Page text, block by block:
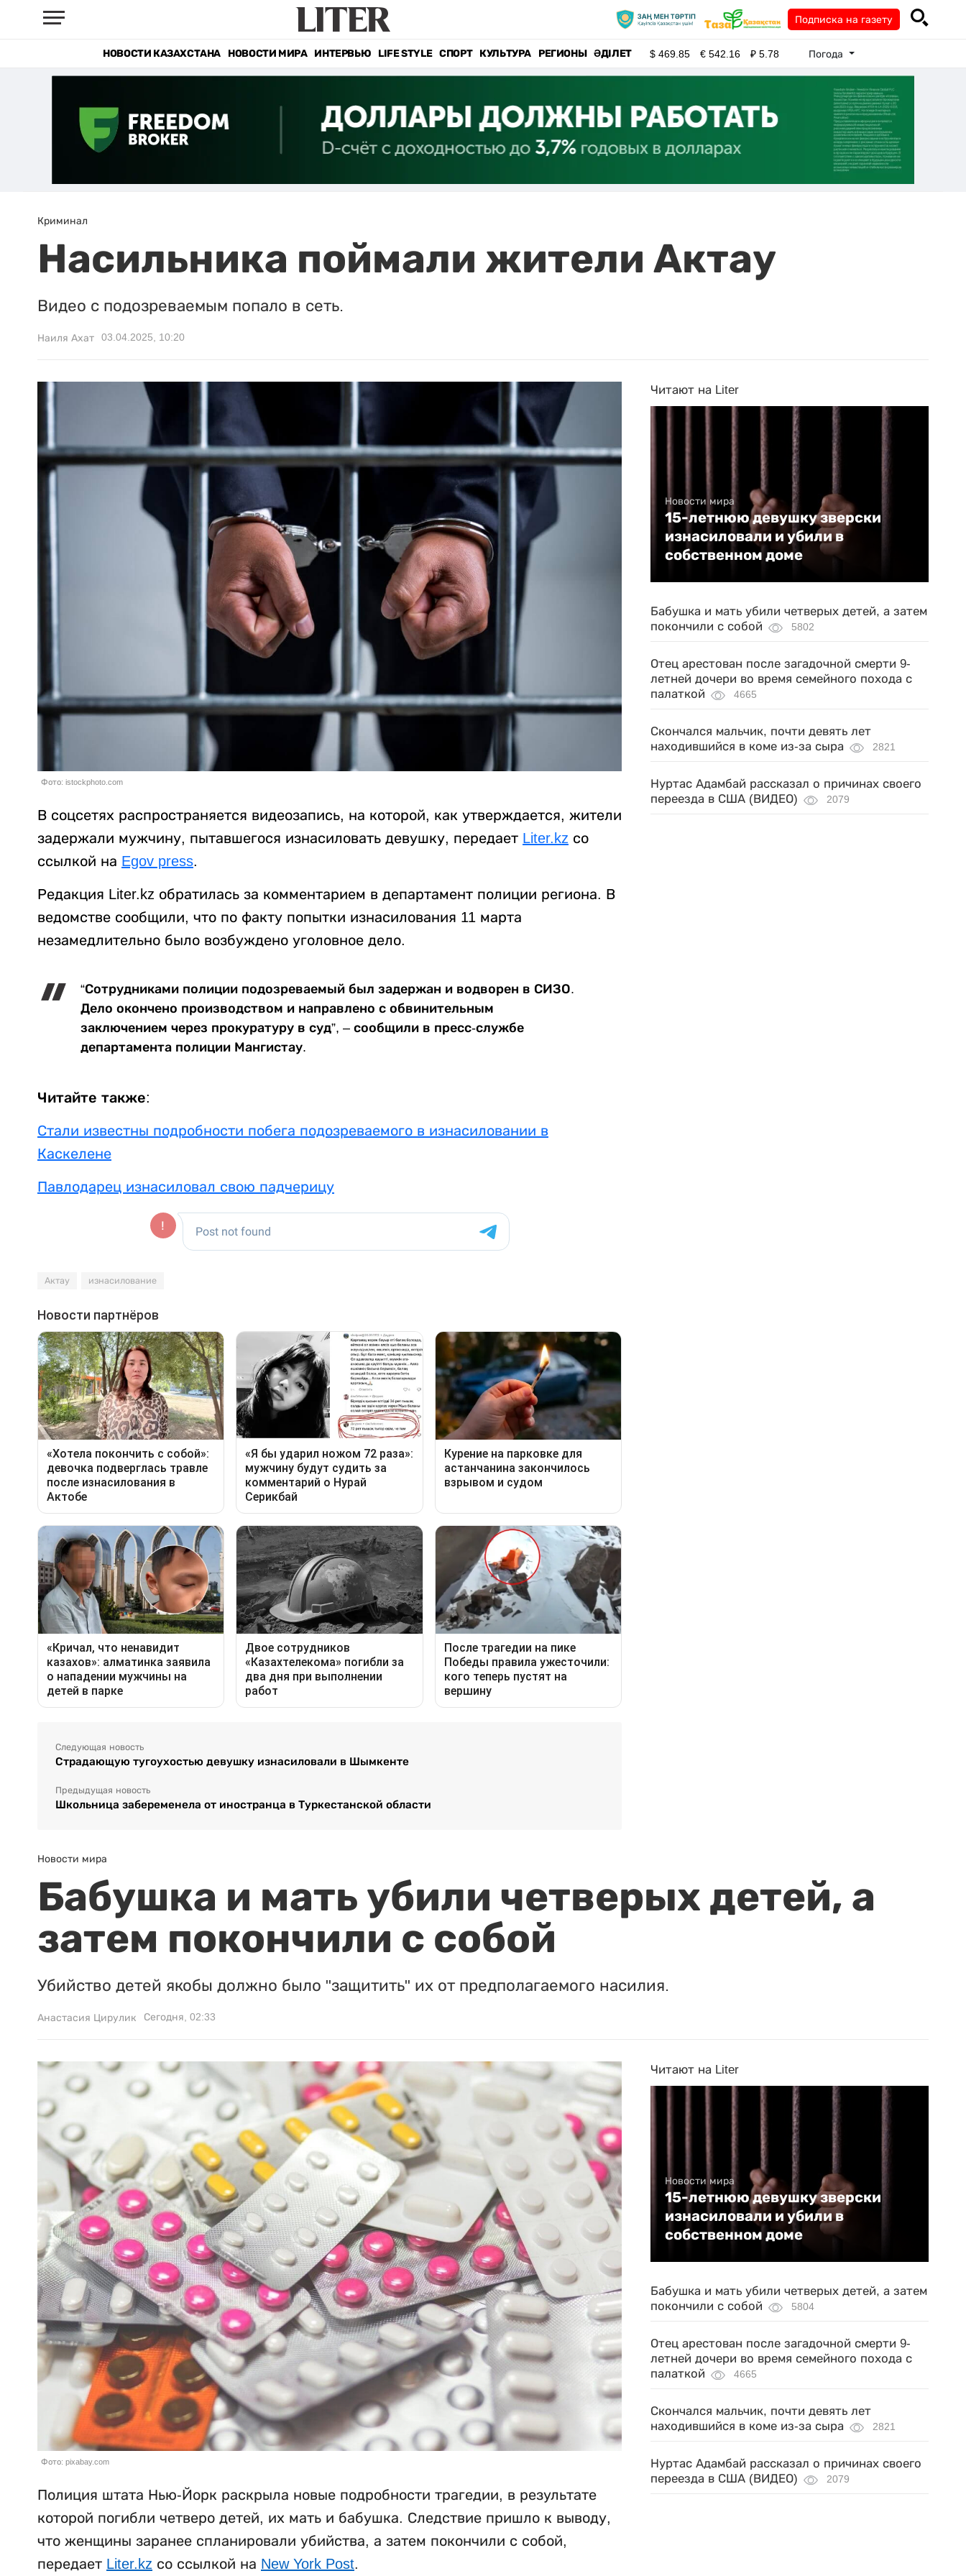
Подписка на газету
НОВОСТИ КАЗАХСТАНА НОВОСТИ МИРА ИНТЕРВЬЮ LIFE STYLE СПОРТ КУЛЬТУРА РЕГИОНЫ ӘДІЛЕТ $469.85 €542.16 ₽5.78 Погода
Криминал
Насильника поймали жители Актау
Видео с подозреваемым попало в сеть.
Наиля Ахат 03.04.2025, 10:20
Фото: istockphoto.com
В соцсетях распространяется видеозапись, на которой, как утверждается, жители
задержали мужчину, пытавшегося изнасиловать девушку, передает Liter.kz со
ссылкой на Egov press.
Редакция Liter.kz обратилась за комментарием в департамент полиции региона. В
ведомстве сообщили, что по факту попытки изнасилования 11 марта
незамедлительно было возбуждено уголовное дело.
“Сотрудниками полиции подозреваемый был задержан и водворен в СИЗО.
Дело окончено производством и направлено с обвинительным
заключением через прокуратуру в суд”, – сообщили в пресс-службе
департамента полиции Мангистау.
Читайте также:
Стали известны подробности побега подозреваемого в изнасиловании в
Каскелене
Павлодарец изнасиловал свою падчерицу
Актау изнасилование
Следующая новость
Страдающую тугоухостью девушку изнасиловали в Шымкенте
Предыдущая новость
Школьница забеременела от иностранца в Туркестанской области
Читают на Liter
Новости мира
15-летнюю девушку зверски
изнасиловали и убили в
собственном доме
Бабушка и мать убили четверых детей, а затем
покончили с собой
5802
Отец арестован после загадочной смерти 9-
летней дочери во время семейного похода с
палаткой
4665
Скончался мальчик, почти девять лет
находившийся в коме из-за сыра
2821
Нуртас Адамбай рассказал о причинах своего
переезда в США (ВИДЕО)
2079
Новости мира
Бабушка и мать убили четверых детей, а
затем покончили с собой
Убийство детей якобы должно было "защитить" их от предполагаемого насилия.
Анастасия Цирулик Сегодня, 02:33
Фото: pixabay.com
Полиция штата Нью-Йорк раскрыла новые подробности трагедии, в результате
которой погибли четверо детей, их мать и бабушка. Следствие пришло к выводу,
что женщины заранее спланировали убийства, а затем покончили с собой,
передает Liter.kz со ссылкой на New York Post.
Читают на Liter
Новости мира
15-летнюю девушку зверски
изнасиловали и убили в
собственном доме
Бабушка и мать убили четверых детей, а затем
покончили с собой
5804
Отец арестован после загадочной смерти 9-
летней дочери во время семейного похода с
палаткой
4665
Скончался мальчик, почти девять лет
находившийся в коме из-за сыра
2821
Нуртас Адамбай рассказал о причинах своего
переезда в США (ВИДЕО)
2079